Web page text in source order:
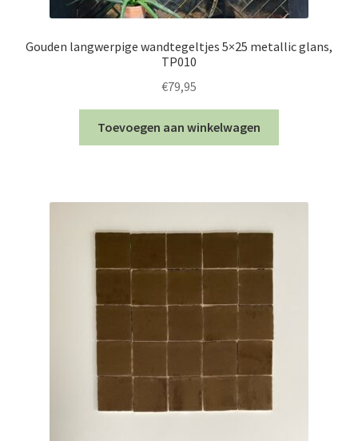
Gouden langwerpige wandtegeltjes 5×25 metallic glans,
TP010
€79,95
Toevoegen aan winkelwagen